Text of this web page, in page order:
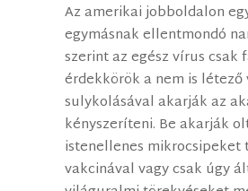
Az amerikai jobboldalon
egymásnak ellentmondó
szerint az egész vírus csak
érdekkörök a nem is létező
sulykolásával akarják az
kényszeríteni. Be akarják
istenellenes mikrocsipeket
vakcinával vagy csak úgy